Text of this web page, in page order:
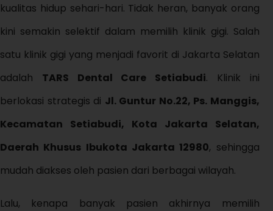
kualitas hidup sehari-hari. Tidak heran, banyak orang
kini semakin selektif dalam memilih klinik gigi. Salah
satu klinik gigi yang menjadi favorit di Jakarta Selatan
adalah TARS Dental Care Setiabudi. Klinik ini
berlokasi strategis di Jl. Guntur No.22, Ps. Manggis,
Kecamatan Setiabudi, Kota Jakarta Selatan,
Daerah Khusus Ibukota Jakarta 12980, sehingga
mudah diakses oleh pasien dari berbagai wilayah.
Lalu, kenapa banyak pasien akhirnya memilih